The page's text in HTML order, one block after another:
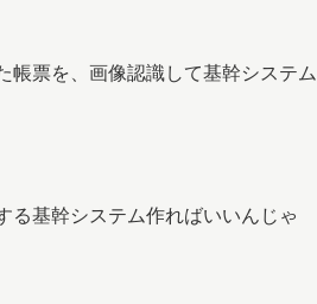
帳票を、画像認識して基幹システム
る基幹システム作ればいいんじゃ